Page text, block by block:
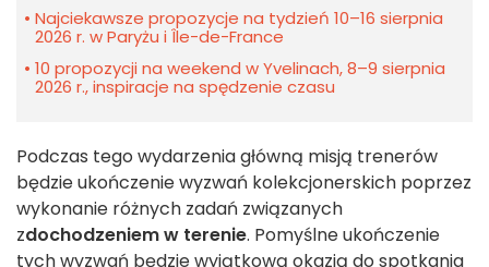
Najciekawsze propozycje na tydzień 10–16 sierpnia
2026 r. w Paryżu i Île-de-France
10 propozycji na weekend w Yvelinach, 8–9 sierpnia
2026 r., inspiracje na spędzenie czasu
Podczas tego wydarzenia główną misją trenerów
będzie ukończenie wyzwań kolekcjonerskich poprzez
wykonanie różnych zadań związanych
zdochodzeniem w terenie. Pomyślne ukończenie
tych wyzwań będzie wyjątkową okazją do spotkania